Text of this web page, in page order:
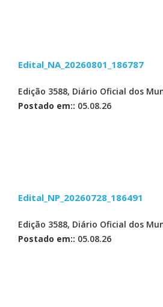
Edital_NA_20260801_186787
Edição 3588, Diário Oficial dos
Postado em:: 05.08.26
Edital_NP_20260728_186491
Edição 3588, Diário Oficial dos
Postado em:: 05.08.26